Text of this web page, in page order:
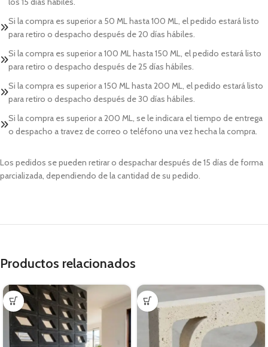
Si la compra es superior a 50 ML hasta 100 ML, el pedido estará listo
para retiro o despacho después de 20 días hábiles.
Si la compra es superior a 100 ML hasta 150 ML, el pedido estará listo
para retiro o despacho después de 25 días hábiles.
Si la compra es superior a 150 ML hasta 200 ML, el pedido estará listo
para retiro o despacho después de 30 días hábiles.
Si la compra es superior a 200 ML, se le indicara el tiempo de entrega
o despacho a travez de correo o teléfono una vez hecha la compra.
Los pedidos se pueden retirar o despachar después de 15 días de forma
parcializada, dependiendo de la cantidad de su pedido.
Productos relacionados